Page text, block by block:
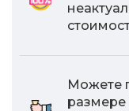
Можете
размере